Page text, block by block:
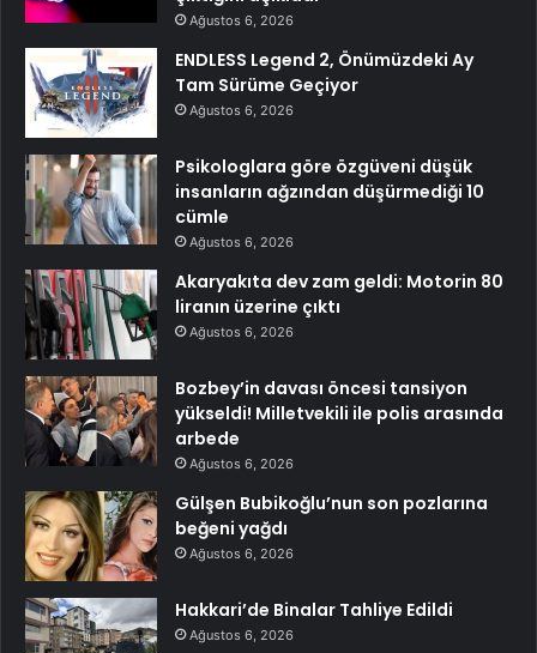
Ağustos 6, 2026
ENDLESS Legend 2, Önümüzdeki Ay
Tam Sürüme Geçiyor
Ağustos 6, 2026
Psikologlara göre özgüveni düşük
insanların ağzından düşürmediği 10
cümle
Ağustos 6, 2026
Akaryakıta dev zam geldi: Motorin 80
liranın üzerine çıktı
Ağustos 6, 2026
Bozbey’in davası öncesi tansiyon
yükseldi! Milletvekili ile polis arasında
arbede
Ağustos 6, 2026
Gülşen Bubikoğlu’nun son pozlarına
beğeni yağdı
Ağustos 6, 2026
Hakkari’de Binalar Tahliye Edildi
Ağustos 6, 2026